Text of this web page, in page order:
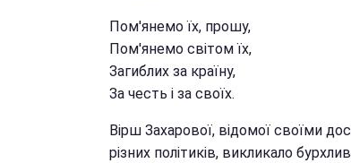
Пом'янемо їх, прошу,
Пом'янемо світом їх,
Загиблих за країну,
За честь і за своїх.
Вірш Захарової, відомої своїми
різних політиків, викликало